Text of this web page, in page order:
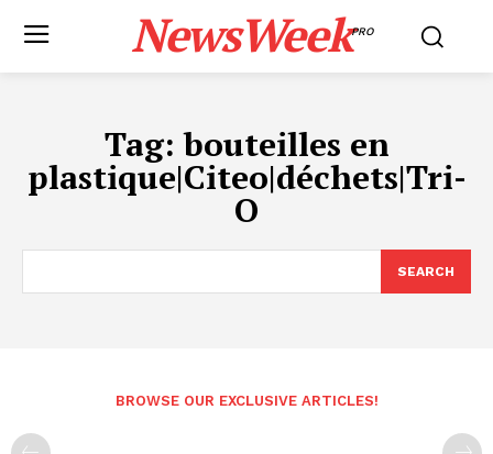
NewsWeekPRO
Tag:bouteilles en
plastique|Citeo|déchets|Tri-
O
SEARCH
BROWSE OUR EXCLUSIVE ARTICLES!